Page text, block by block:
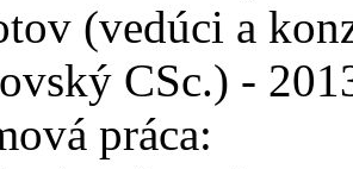
(vedúci a
CSc.) -
práca: